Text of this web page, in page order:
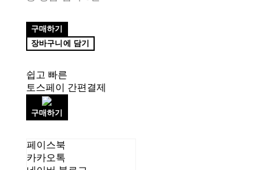
구매하기
장바구니에 담기
쉽고 빠른
토스페이 간편결제
구매하기
페이스북
카카오톡